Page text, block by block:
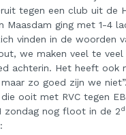
tegen een club uit de
Maasdam ging met 1-4
vinden in de woorden
we maken veel te
achterin. Het heeft ook
zo goed zijn we
die ooit met RVC tegen
zondag nog floot in de 2